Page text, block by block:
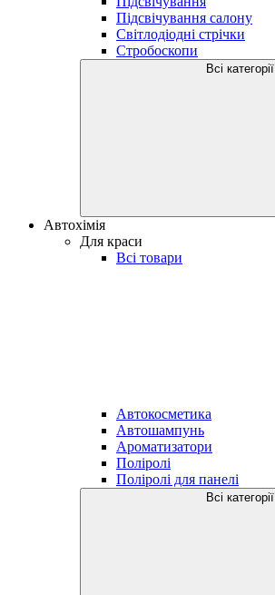
Підсвічування салону
Світлодіодні стрічки
Стробоскопи
Всі категорії
Автохімія
Для краси
Всі товари
Автокосметика
Автошампунь
Ароматизатори
Поліролі
Поліролі для панелі
Всі категорії